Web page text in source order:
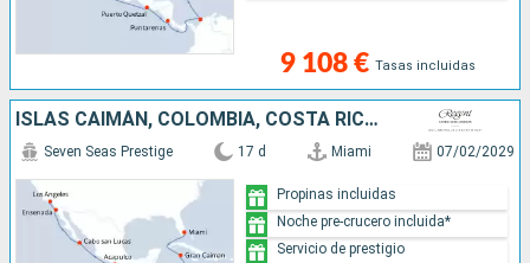
9 108 € Tasas incluidas
ISLAS CAIMÁN, COLOMBIA, COSTA RICA, GUATEMALA, MÉXICO, ESTADOS UNIDOS
Seven Seas Prestige 17 d Miami 07/02/2029
Propinas incluidas
Noche pre-crucero incluida*
Servicio de prestigio